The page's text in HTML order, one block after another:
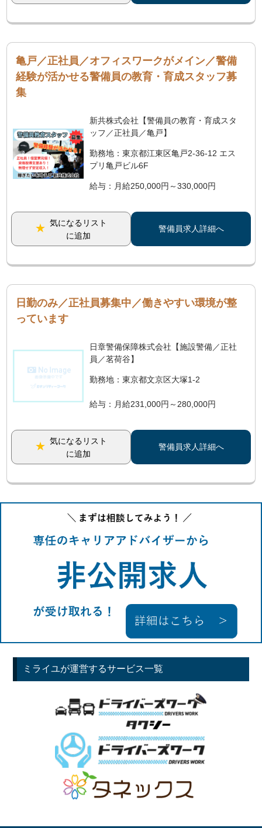
亀戸／正社員／オフィスワークがメイン／警備
経験が活かせる警備員の教育・育成スタッフ募
集
新共株式会社【警備員の教育・育成スタ
ッフ／正社員／亀戸】
勤務地：東京都江東区亀戸2-36-12 エス
プリ亀戸ビル6F
給与：月給250,000円～330,000円
気になるリスト
に追加
警備員求人詳細へ
日勤のみ／正社員募集中／働きやすい環境が整
っています
日章警備保障株式会社【施設警備／正社
員／茗荷谷】
勤務地：東京都文京区大塚1-2
給与：月給231,000円～280,000円
気になるリスト
に追加
警備員求人詳細へ
ミライユが運営するサービス一覧